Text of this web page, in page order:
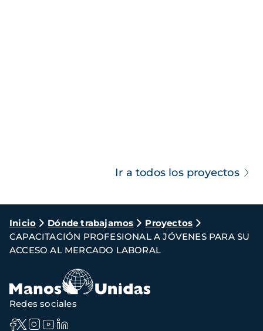
Ir a todos los proyectos
Ruta
de
navegación
Inicio Dónde trabajamos
Proyectos
CAPACITACIÓN PROFESIONAL A JÓVENES PARA SU
ACCESO AL MERCADO LABORAL
Redes sociales